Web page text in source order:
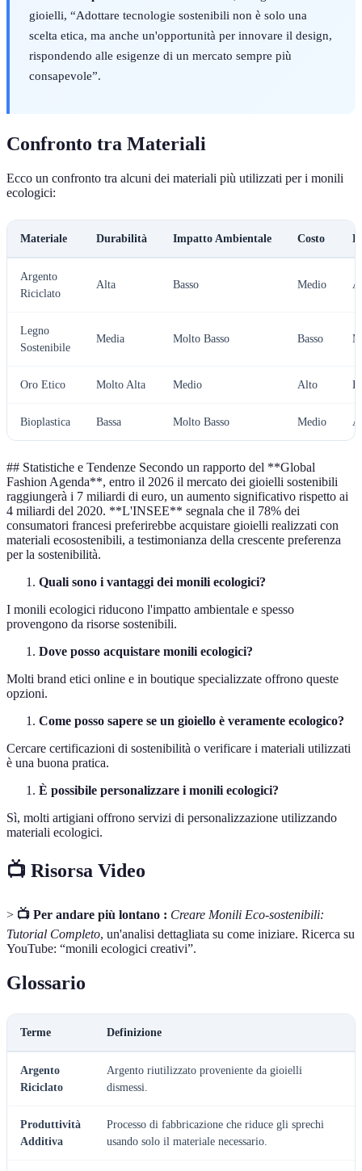
gioielli, “Adottare tecnologie sostenibili non è solo una
scelta etica, ma anche un'opportunità per innovare il design,
rispondendo alle esigenze di un mercato sempre più
consapevole”.
Confronto tra Materiali
Ecco un confronto tra alcuni dei materiali più utilizzati per i monili
ecologici:
Materiale Durabilità Impatto Ambientale Costo
Argento
Riciclato
Alta Basso Medio
Legno
Sostenibile
Media Molto Basso Basso
Oro Etico Molto Alta Medio Alto
Bioplastica Bassa Molto Basso Medio
## Statistiche e Tendenze Secondo un rapporto del **Global
Fashion Agenda**, entro il 2026 il mercato dei gioielli sostenibili
raggiungerà i 7 miliardi di euro, un aumento significativo rispetto ai
4 miliardi del 2020. **L'INSEE** segnala che il 78% dei
consumatori francesi preferirebbe acquistare gioielli realizzati con
materiali ecosostenibili, a testimonianza della crescente preferenza
per la sostenibilità.
Quali sono i vantaggi dei monili ecologici?
I monili ecologici riducono l'impatto ambientale e spesso
provengono da risorse sostenibili.
Dove posso acquistare monili ecologici?
Molti brand etici online e in boutique specializzate offrono queste
opzioni.
Come posso sapere se un gioiello è veramente ecologico?
Cercare certificazioni di sostenibilità o verificare i materiali utilizzati
è una buona pratica.
È possibile personalizzare i monili ecologici?
Sì, molti artigiani offrono servizi di personalizzazione utilizzando
materiali ecologici.
📺 Risorsa Video
> 📺 Per andare più lontano : Creare Monili Eco-sostenibili:
Tutorial Completo, un'analisi dettagliata su come iniziare. Ricerca su
YouTube: “monili ecologici creativi”.
Glossario
Terme Definizione
Argento
Riciclato
Argento riutilizzato proveniente da gioielli
dismessi.
Produttività
Additiva
Processo di fabbricazione che riduce gli sprechi
usando solo il materiale necessario.